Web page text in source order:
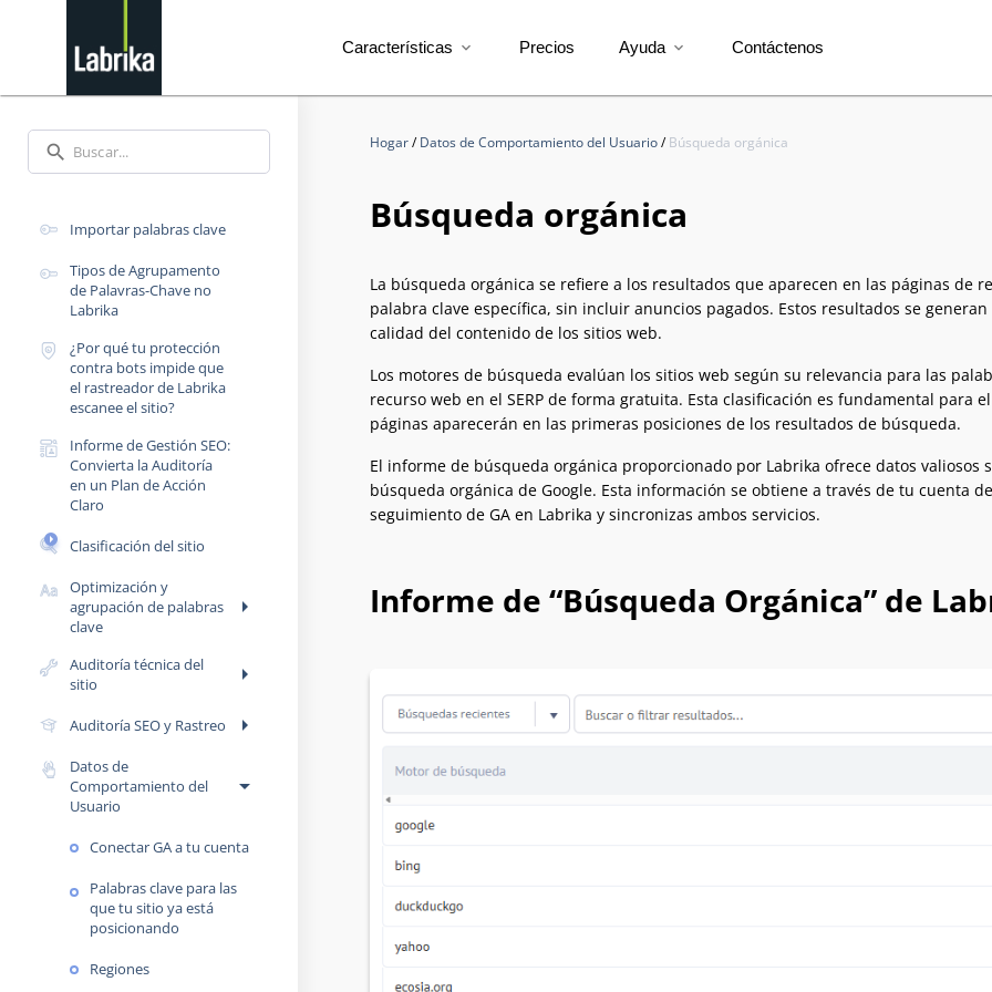
Características expand_more Precios Ayuda expand_more Contáctenos
search
Importar palabras clave
Tipos de Agrupamento
de Palavras-Chave no
Labrika
¿Por qué tu protección
contra bots impide que
el rastreador de Labrika
escanee el sitio?
Informe de Gestión SEO:
Convierta la Auditoría
en un Plan de Acción
Claro
Clasificación del sitio
Optimización y
agrupación de palabras
clave
arrow_right
Auditoría técnica del
sitio
arrow_right
Auditoría SEO y Rastreo arrow_right
Datos de
Comportamiento del
Usuario
arrow_drop_down
Conectar GA a tu cuenta
Palabras clave para las
que tu sitio ya está
posicionando
Regiones
Hogar/Datos de Comportamiento del Usuario/Búsqueda orgánica
Búsqueda orgánica
La búsqueda orgánica se refiere a los resultados que aparecen en las páginas de
palabra clave específica, sin incluir anuncios pagados. Estos resultados se
calidad del contenido de los sitios web.
Los motores de búsqueda evalúan los sitios web según su relevancia para las
recurso web en el SERP de forma gratuita. Esta clasificación es fundamental para
páginas aparecerán en las primeras posiciones de los resultados de búsqueda.
El informe de búsqueda orgánica proporcionado por Labrika ofrece datos
búsqueda orgánica de Google. Esta información se obtiene a través de tu cuenta
seguimiento de GA en Labrika y sincronizas ambos servicios.
Informe de “Búsqueda Orgánica” de